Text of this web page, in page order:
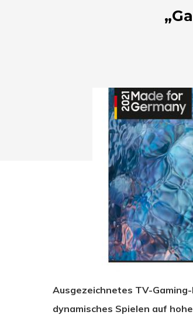
Drücken Sie Enter zum Suchen
Ausgezeichnetes TV-
dynamisches Spielen auf